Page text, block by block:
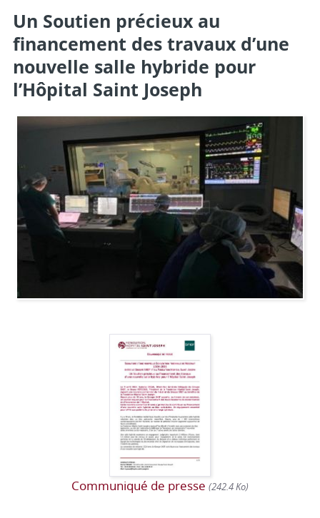
Un Soutien précieux au
financement des travaux d’une
nouvelle salle hybride pour
l’Hôpital Saint Joseph
Communiqué de presse (242.4 Ko)